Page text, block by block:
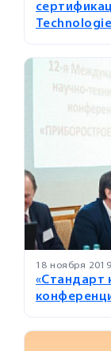
18 ноября 2019
«Стандарт